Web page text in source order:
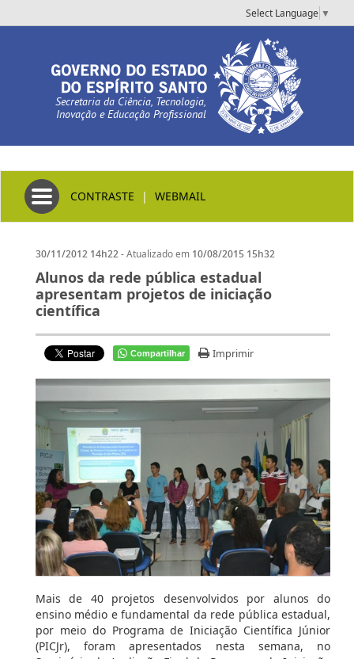
Select Language ▼
Secretaria da Ciência, Tecnologia,
Inovação e Educação Profissional
Toggle navigation
CONTRASTE | WEBMAIL
30/11/2012 14h22- Atualizado em 10/08/2015 15h32
Alunos da rede pública estadual
apresentam projetos de iniciação
científica
Compartilhar Imprimir
Mais de 40 projetos desenvolvidos por alunos do
ensino médio e fundamental da rede pública estadual,
por meio do Programa de Iniciação Científica Júnior
(PICJr), foram apresentados nesta semana, no